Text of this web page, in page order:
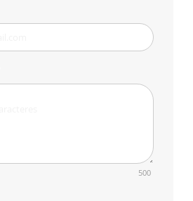
500